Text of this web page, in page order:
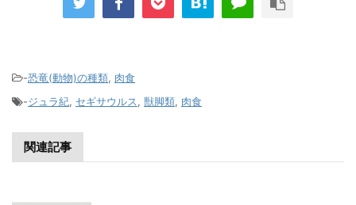
-恐竜(動物)の種類, 肉食
-ジュラ紀, セギサウルス, 獣脚類, 肉食
関連記事